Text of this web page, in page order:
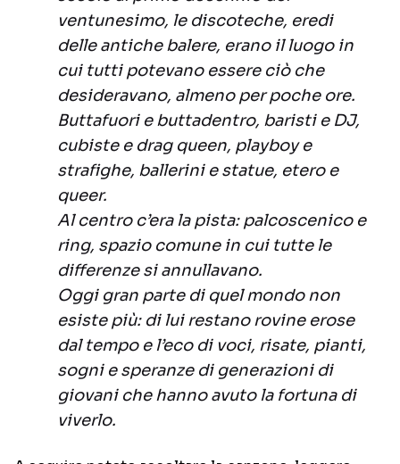
ventunesimo, le discoteche, eredi
delle antiche balere, erano il luogo in
cui tutti potevano essere ciò che
desideravano, almeno per poche ore.
Buttafuori e buttadentro, baristi e DJ,
cubiste e drag queen, playboy e
strafighe, ballerini e statue, etero e
queer.
Al centro c’era la pista: palcoscenico e
ring, spazio comune in cui tutte le
differenze si annullavano.
Oggi gran parte di quel mondo non
esiste più: di lui restano rovine erose
dal tempo e l’eco di voci, risate, pianti,
sogni e speranze di generazioni di
giovani che hanno avuto la fortuna di
viverlo.